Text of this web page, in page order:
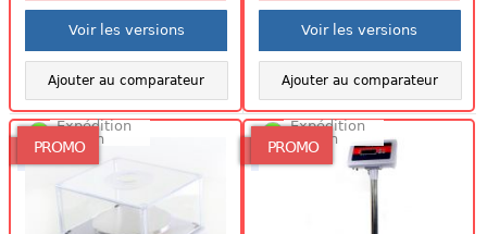
Voir les versions
Ajouter au comparateur
Voir les versions
Ajouter au comparateur
PROMO
Expédition
48/72h
PROMO
Expédition
48/72h